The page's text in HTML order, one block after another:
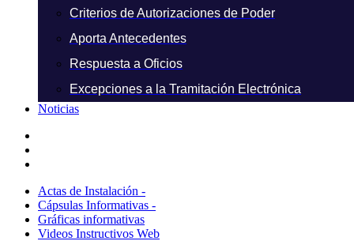
Criterios de Autorizaciones de Poder
Aporta Antecedentes
Respuesta a Oficios
Excepciones a la Tramitación Electrónica
Noticias
Actas de Instalación -
Cápsulas Informativas -
Gráficas informativas
Videos Instructivos Web